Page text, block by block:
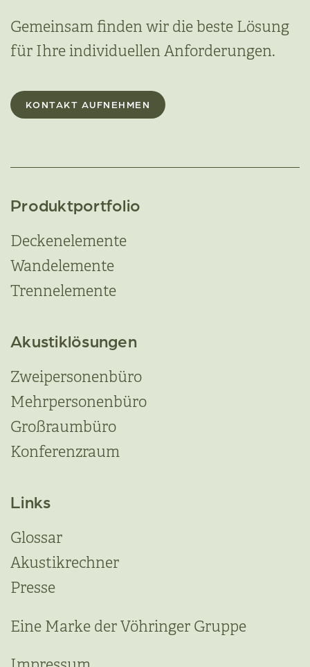
Gemeinsam finden wir die beste Lösung
für Ihre individuellen Anforderungen.
KONTAKT AUFNEHMEN
Produktportfolio
Deckenelemente
Wandelemente
Trennelemente
Akustiklösungen
Zweipersonenbüro
Mehrpersonenbüro
Großraumbüro
Konferenzraum
Links
Glossar
Akustikrechner
Presse
Eine Marke der Vöhringer Gruppe